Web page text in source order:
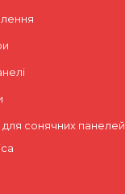
для сонячних панелей